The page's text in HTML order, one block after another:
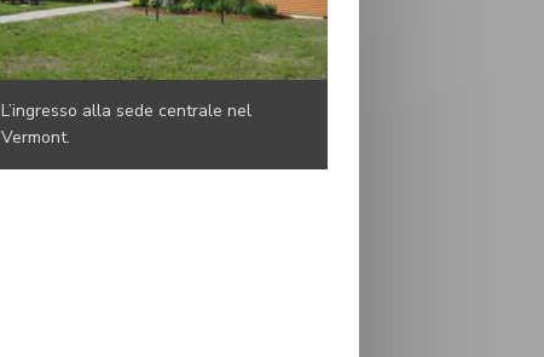
L’ingresso alla sede centrale nel
Vermont.